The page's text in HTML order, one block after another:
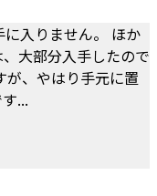
入りません。 ほか
大部分入手したので
が、やはり手元に置
...